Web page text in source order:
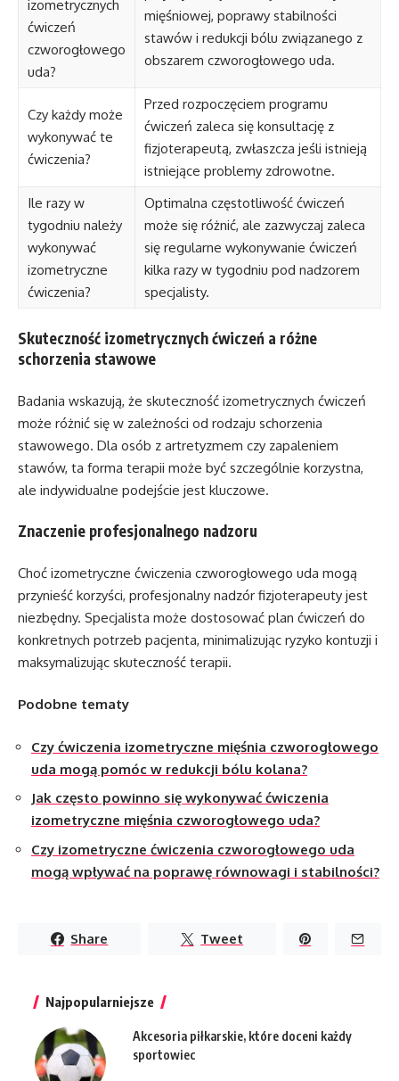
izometrycznych
ćwiczeń
czworogłowego
uda?
mięśniowej, poprawy stabilności
stawów i redukcji bólu związanego z
obszarem czworogłowego uda.
Czy każdy może
wykonywać te
ćwiczenia?
Przed rozpoczęciem programu
ćwiczeń zaleca się konsultację z
fizjoterapeutą, zwłaszcza jeśli istnieją
istniejące problemy zdrowotne.
Ile razy w
tygodniu należy
wykonywać
izometryczne
ćwiczenia?
Optimalna częstotliwość ćwiczeń
może się różnić, ale zazwyczaj zaleca
się regularne wykonywanie ćwiczeń
kilka razy w tygodniu pod nadzorem
specjalisty.
Skuteczność izometrycznych ćwiczeń a różne
schorzenia stawowe
Badania wskazują, że skuteczność izometrycznych ćwiczeń
może różnić się w zależności od rodzaju schorzenia
stawowego. Dla osób z artretyzmem czy zapaleniem
stawów, ta forma terapii może być szczególnie korzystna,
ale indywidualne podejście jest kluczowe.
Znaczenie profesjonalnego nadzoru
Choć izometryczne ćwiczenia czworogłowego uda mogą
przynieść korzyści, profesjonalny nadzór fizjoterapeuty jest
niezbędny. Specjalista może dostosować plan ćwiczeń do
konkretnych potrzeb pacjenta, minimalizując ryzyko kontuzji i
maksymalizując skuteczność terapii.
Podobne tematy
Czy ćwiczenia izometryczne mięśnia czworogłowego
uda mogą pomóc w redukcji bólu kolana?
Jak często powinno się wykonywać ćwiczenia
izometryczne mięśnia czworogłowego uda?
Czy izometryczne ćwiczenia czworogłowego uda
mogą wpływać na poprawę równowagi i stabilności?
Share Tweet
Najpopularniejsze
Akcesoria piłkarskie, które doceni każdy
sportowiec